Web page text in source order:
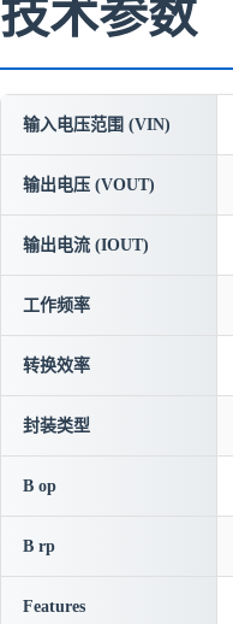
技术参数
输入电压范围 (VIN)
输出电压 (VOUT)
输出电流 (IOUT)
工作频率
转换效率
封装类型
B op
B rp
Features